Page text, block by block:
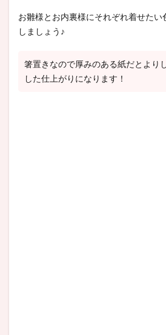
お雛様とお内裏様にそれぞれ着せた
しましょう♪
箸置きなので厚みのある紙だとより
した仕上がりになります！